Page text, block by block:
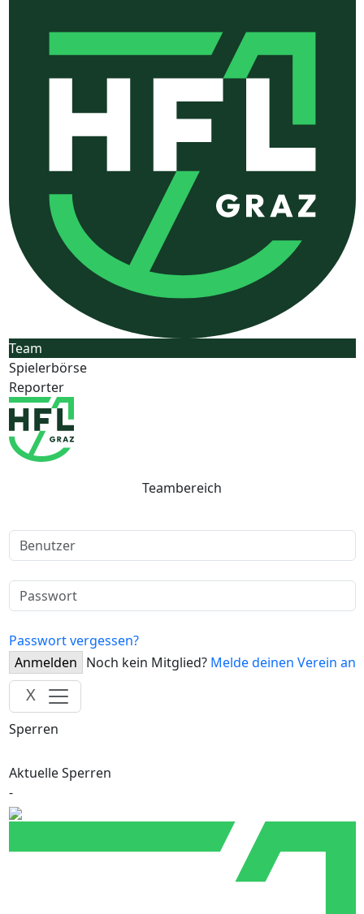
Team
Spielerbörse
Reporter
Teambereich
Passwort vergessen?
Anmelden Noch kein Mitglied? Melde deinen Verein an
X
Sperren
Aktuelle Sperren
-